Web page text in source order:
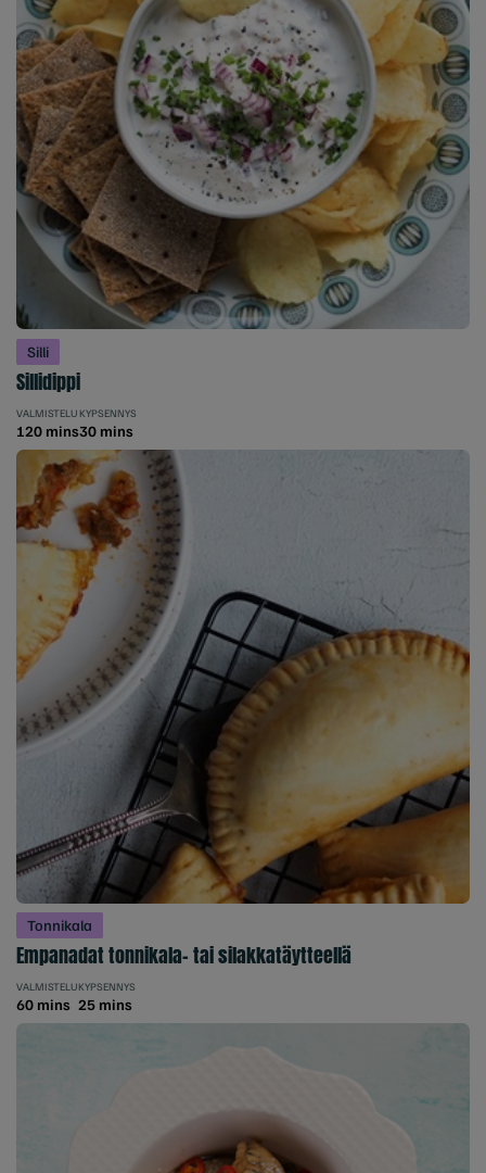
Silli
Sillidippi
VALMISTELU
120 mins
KYPSENNYS
30 mins
Tonnikala
Empanadat tonnikala- tai silakkatäytteellä
VALMISTELU
60 mins
KYPSENNYS
25 mins